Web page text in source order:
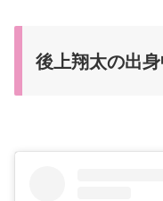
後上翔太の出身